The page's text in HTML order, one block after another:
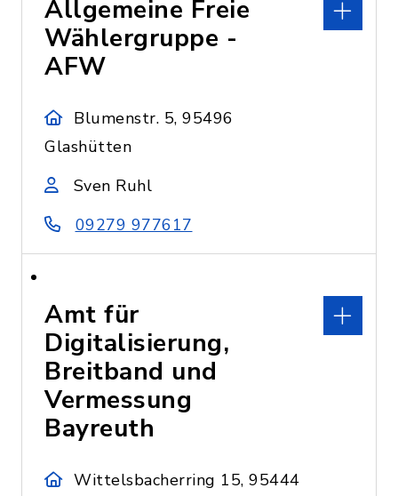
Allgemeine Freie
Wählergruppe -
AFW
Blumenstr. 5, 95496
Glashütten
Sven Ruhl
09279 977617
Amt für
Digitalisierung,
Breitband und
Vermessung
Bayreuth
Wittelsbacherring 15, 95444